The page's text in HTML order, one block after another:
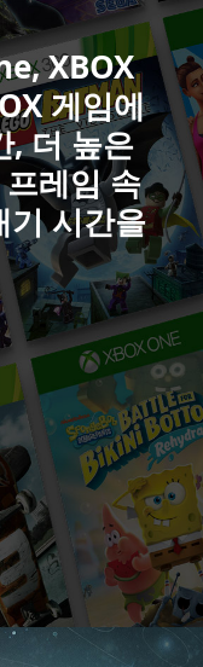
XBOX
게임에
, 더 높은
레임 속
기 시간을